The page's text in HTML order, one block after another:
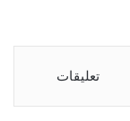
تعليقات